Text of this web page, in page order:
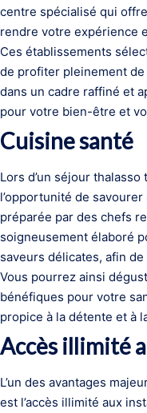
centre spécialisé qui
rendre votre expérience
Ces établissements
de profiter pleinement
dans un cadre raffiné et
pour votre bien-être et
Cuisine santé
Lors d’un séjour
l’opportunité de
préparée par des chefs
soigneusement élaboré
saveurs délicates, afin
Vous pourrez ainsi
bénéfiques pour votre
propice à la détente et à
Accès illimité
L’un des avantages
est l’accès illimité aux